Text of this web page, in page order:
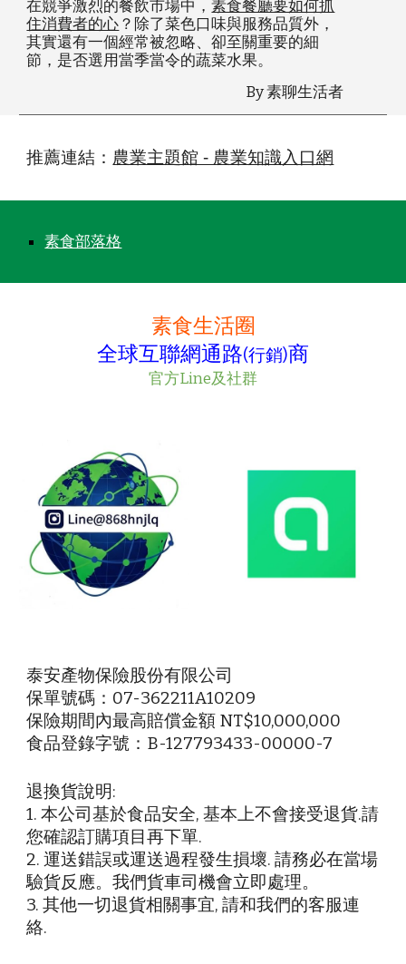
在競爭激烈的餐飲市場中，素食餐廳要如何抓
住消費者的心？除了菜色口味與服務品質外，
其實還有一個經常被忽略、卻至關重要的細
節，是否選用當季當令的蔬菜水果。
By 素聊生活者
推薦連結： 農業主題館 - 農業知識入口網
素食部落格
素食生活圈
全球互聯網通路(行銷)商
官方Line及社群
泰安產物保險股份有限公司
保單號碼：07-362211A10209
保險期間內最高賠償金額 NT$10,000,000
食品登錄字號：B-127793433-00000-7
退換貨說明:
1. 本公司基於食品安全, 基本上不會接受退貨.請
您確認訂購項目再下單.
2. 運送錯誤或運送過程發生損壞. 請務必在當場
驗貨反應。我們貨車司機會立即處理。
3. 其他一切退貨相關事宜, 請和我們的客服連
絡.